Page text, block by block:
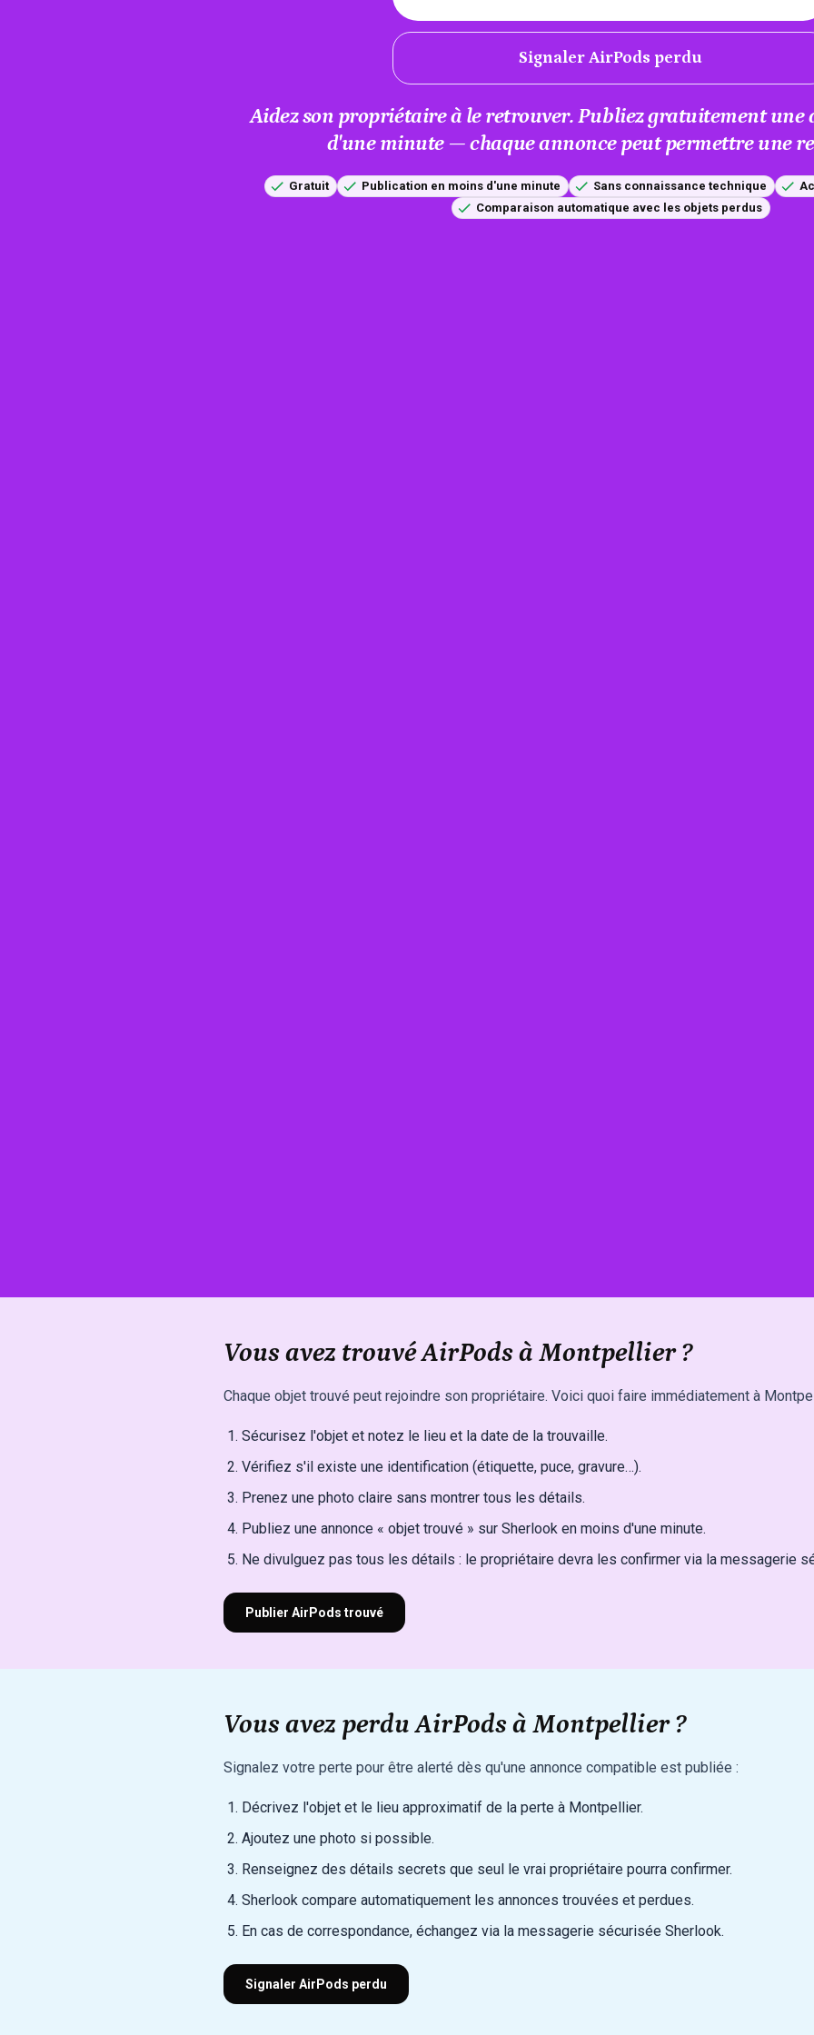
Signaler AirPods perdu
Aidez son propriétaire à le retrouver. Publiez gratuitement une
d'une minute — chaque annonce peut permettre une
Gratuit Publication en moins d'une minute Sans connaissance technique
Comparaison automatique avec les objets perdus
Vous avez trouvé AirPods à Montpellier ?
Chaque objet trouvé peut rejoindre son propriétaire. Voici quoi faire immédiatement à
Sécurisez l'objet et notez le lieu et la date de la trouvaille.
Vérifiez s'il existe une identification (étiquette, puce, gravure…).
Prenez une photo claire sans montrer tous les détails.
Publiez une annonce « objet trouvé » sur Sherlook en moins d'une minute.
Ne divulguez pas tous les détails : le propriétaire devra les confirmer via la messagerie
Publier AirPods trouvé
Vous avez perdu AirPods à Montpellier ?
Signalez votre perte pour être alerté dès qu'une annonce compatible est publiée :
Décrivez l'objet et le lieu approximatif de la perte à Montpellier.
Ajoutez une photo si possible.
Renseignez des détails secrets que seul le vrai propriétaire pourra confirmer.
Sherlook compare automatiquement les annonces trouvées et perdues.
En cas de correspondance, échangez via la messagerie sécurisée Sherlook.
Signaler AirPods perdu